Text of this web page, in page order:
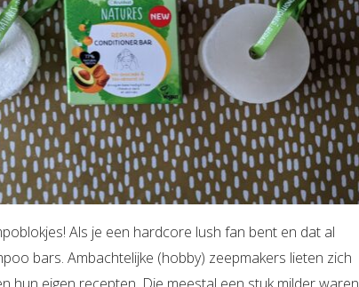
Als je een hardcore lush fan bent en dat al
bars. Ambachtelijke (hobby) zeepmakers lieten zich
hun eigen recepten. Die meestal een stuk milder waren